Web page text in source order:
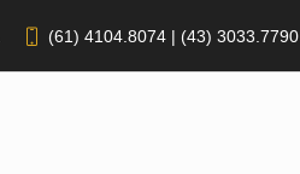
(61) 4104.8074 | (43) 3033.7790